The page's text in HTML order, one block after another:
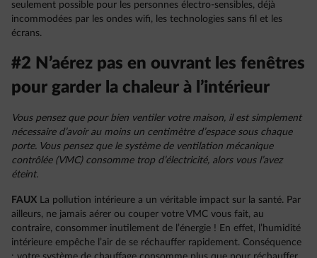
seulement possible pour les personnes électro-sensibles, déjà
incommodées par les ondes wifi, les technologies sans fil et les
écrans.
#2 N’aérez pas en ouvrant les fenêtres
pour garder la chaleur à l’intérieur
Vous pensez que pour bien ventiler votre maison, il est simplement
nécessaire d’avoir au moins un centimètre d’espace sous chaque
porte. Vous pensez que le système de ventilation mécanique
contrôlée (VMC) consomme trop d’électricité, alors vous l’avez
éteint.
FAUX La pollution intérieure a un véritable impact sur la santé. Par
ailleurs, ne jamais aérer ou couper votre VMC vous fait, au
contraire, consommer inutilement de l’énergie ! En effet, l’humidité
intérieure empêche l’air de se réchauffer rapidement. Conséquence